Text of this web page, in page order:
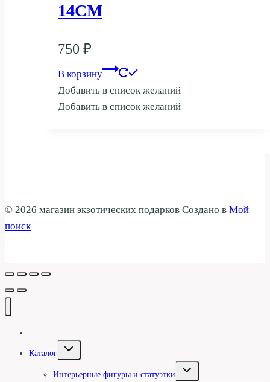
14СМ
750 ₽
В корзину
Добавить в список желаний
Добавить в список желаний
© 2026 магазин экзотических подарков Создано в Мой
поиск
Каталог
Переключить
Интерьерные фигуры и статуэтки
Переключить